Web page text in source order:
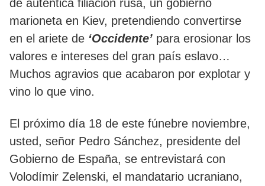
de auténtica filiación rusa, un gobierno
marioneta en Kiev, pretendiendo convertirse
en el ariete de ‘Occidente’ para erosionar los
valores e intereses del gran país eslavo…
Muchos agravios que acabaron por explotar y
vino lo que vino.
El próximo día 18 de este fúnebre noviembre,
usted, señor Pedro Sánchez, presidente del
Gobierno de España, se entrevistará con
Volodímir Zelenski, el mandatario ucraniano,